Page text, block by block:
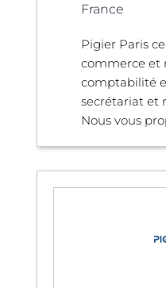
France
Pigier Paris
commerce et
comptabilité
secrétariat et
Nous vous